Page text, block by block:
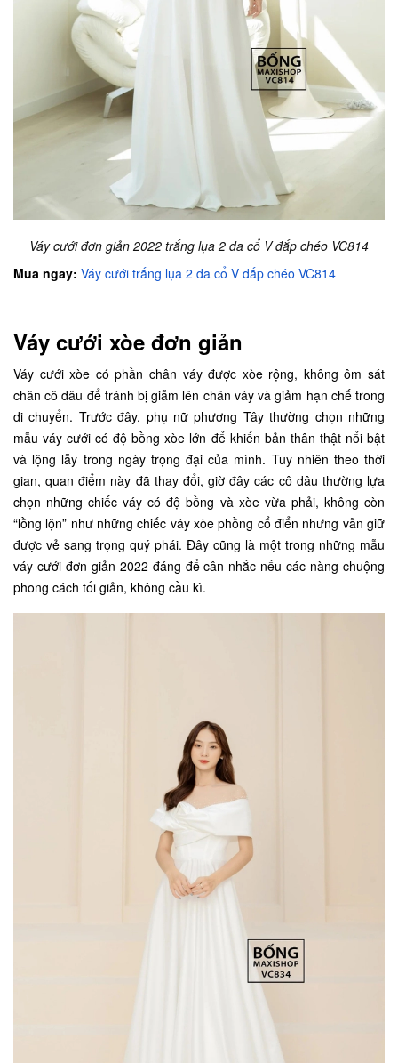
Váy cưới đơn giản 2022 trắng lụa 2 da cổ V đắp chéo VC814
Mua ngay: Váy cưới trắng lụa 2 da cổ V đắp chéo VC814
Váy cưới xòe đơn giản
Váy cưới xòe có phần chân váy được xòe rộng, không ôm sát
chân cô dâu để tránh bị giẫm lên chân váy và giảm hạn chế trong
di chuyển. Trước đây, phụ nữ phương Tây thường chọn những
mẫu váy cưới có độ bồng xòe lớn để khiến bản thân thật nổi bật
và lộng lẫy trong ngày trọng đại của mình. Tuy nhiên theo thời
gian, quan điểm này đã thay đổi, giờ đây các cô dâu thường lựa
chọn những chiếc váy có độ bồng và xòe vừa phải, không còn
“lồng lộn” như những chiếc váy xòe phồng cổ điển nhưng vẫn giữ
được vẻ sang trọng quý phái. Đây cũng là một trong những mẫu
váy cưới đơn giản 2022 đáng để cân nhắc nếu các nàng chuộng
phong cách tối giản, không cầu kì.